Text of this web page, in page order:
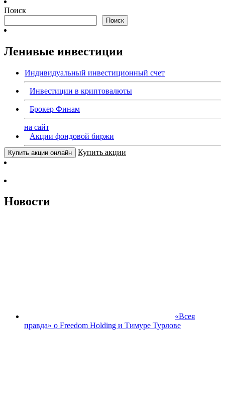
Поиск
Поиск
Ленивые инвестиции
Индивидуальный инвестиционный счет
Инвестиции в криптовалюты
Брокер Финам
на сайт
Акции фондовой биржи
Купить акции онлайн Купить акции
Новости
«Всея
правда» о Freedom Holding и Тимуре Турлове